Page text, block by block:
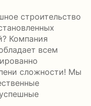
строительство
Компания
всем
сложности! Мы